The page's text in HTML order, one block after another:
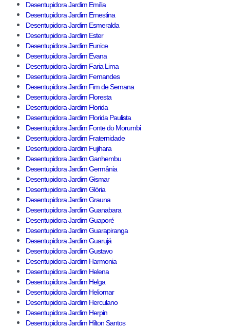
Desentupidora Jardim Emília
Desentupidora Jardim Ernestina
Desentupidora Jardim Esmeralda
Desentupidora Jardim Ester
Desentupidora Jardim Eunice
Desentupidora Jardim Evana
Desentupidora Jardim Faria Lima
Desentupidora Jardim Fernandes
Desentupidora Jardim Fim de Semana
Desentupidora Jardim Floresta
Desentupidora Jardim Florida
Desentupidora Jardim Florida Paulista
Desentupidora Jardim Fonte do Morumbi
Desentupidora Jardim Fraternidade
Desentupidora Jardim Fujihara
Desentupidora Jardim Ganhembu
Desentupidora Jardim Germânia
Desentupidora Jardim Gismar
Desentupidora Jardim Glória
Desentupidora Jardim Grauna
Desentupidora Jardim Guanabara
Desentupidora Jardim Guaporé
Desentupidora Jardim Guarapiranga
Desentupidora Jardim Guarujá
Desentupidora Jardim Gustavo
Desentupidora Jardim Harmonia
Desentupidora Jardim Helena
Desentupidora Jardim Helga
Desentupidora Jardim Heliomar
Desentupidora Jardim Herculano
Desentupidora Jardim Herpin
Desentupidora Jardim Hilton Santos